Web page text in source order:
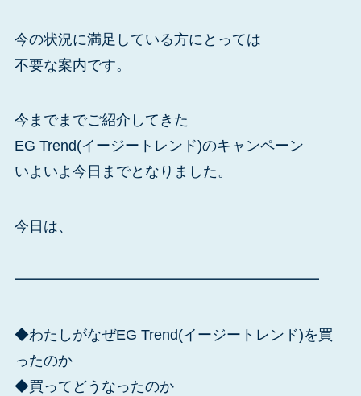
今の状況に満足している方にとっては
不要な案内です。
今までまでご紹介してきた
EG Trend(イージートレンド)のキャンペーン
いよいよ今日までとなりました。
今日は、
━━━━━━━━━━━━━━━━━━━━━
◆わたしがなぜEG Trend(イージートレンド)を買
ったのか
◆買ってどうなったのか